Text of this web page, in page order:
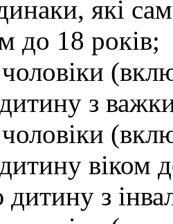
які
до 18 років;
з
віком
з